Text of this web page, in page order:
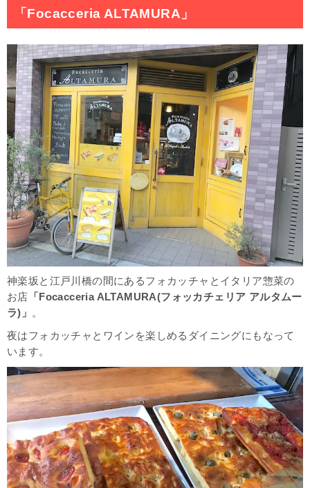
「Focacceria ALTAMURA」
神楽坂と江戸川橋の間にあるフォカッチャとイタリア惣菜の
お店 「 Focacceria ALTAMURA(フォッカチェリア アルタムー
ラ)」 。
夜はフォカッチャとワインを楽しめるダイニングにもなって
います。